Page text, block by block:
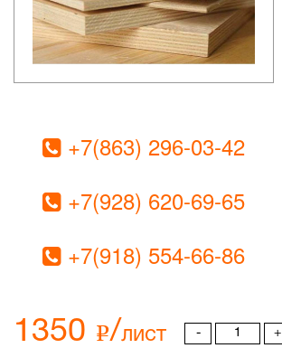
+7(863) 296-03-42
+7(928) 620-69-65
+7(918) 554-66-86
1350 e/лист - +